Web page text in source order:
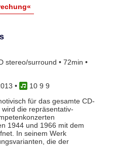
stereo/surround • 72min •
•
10 9 9
für das gesamte CD-
wird die repräsentativ-
1944 und 1966 mit dem
In seinem Werk
die der